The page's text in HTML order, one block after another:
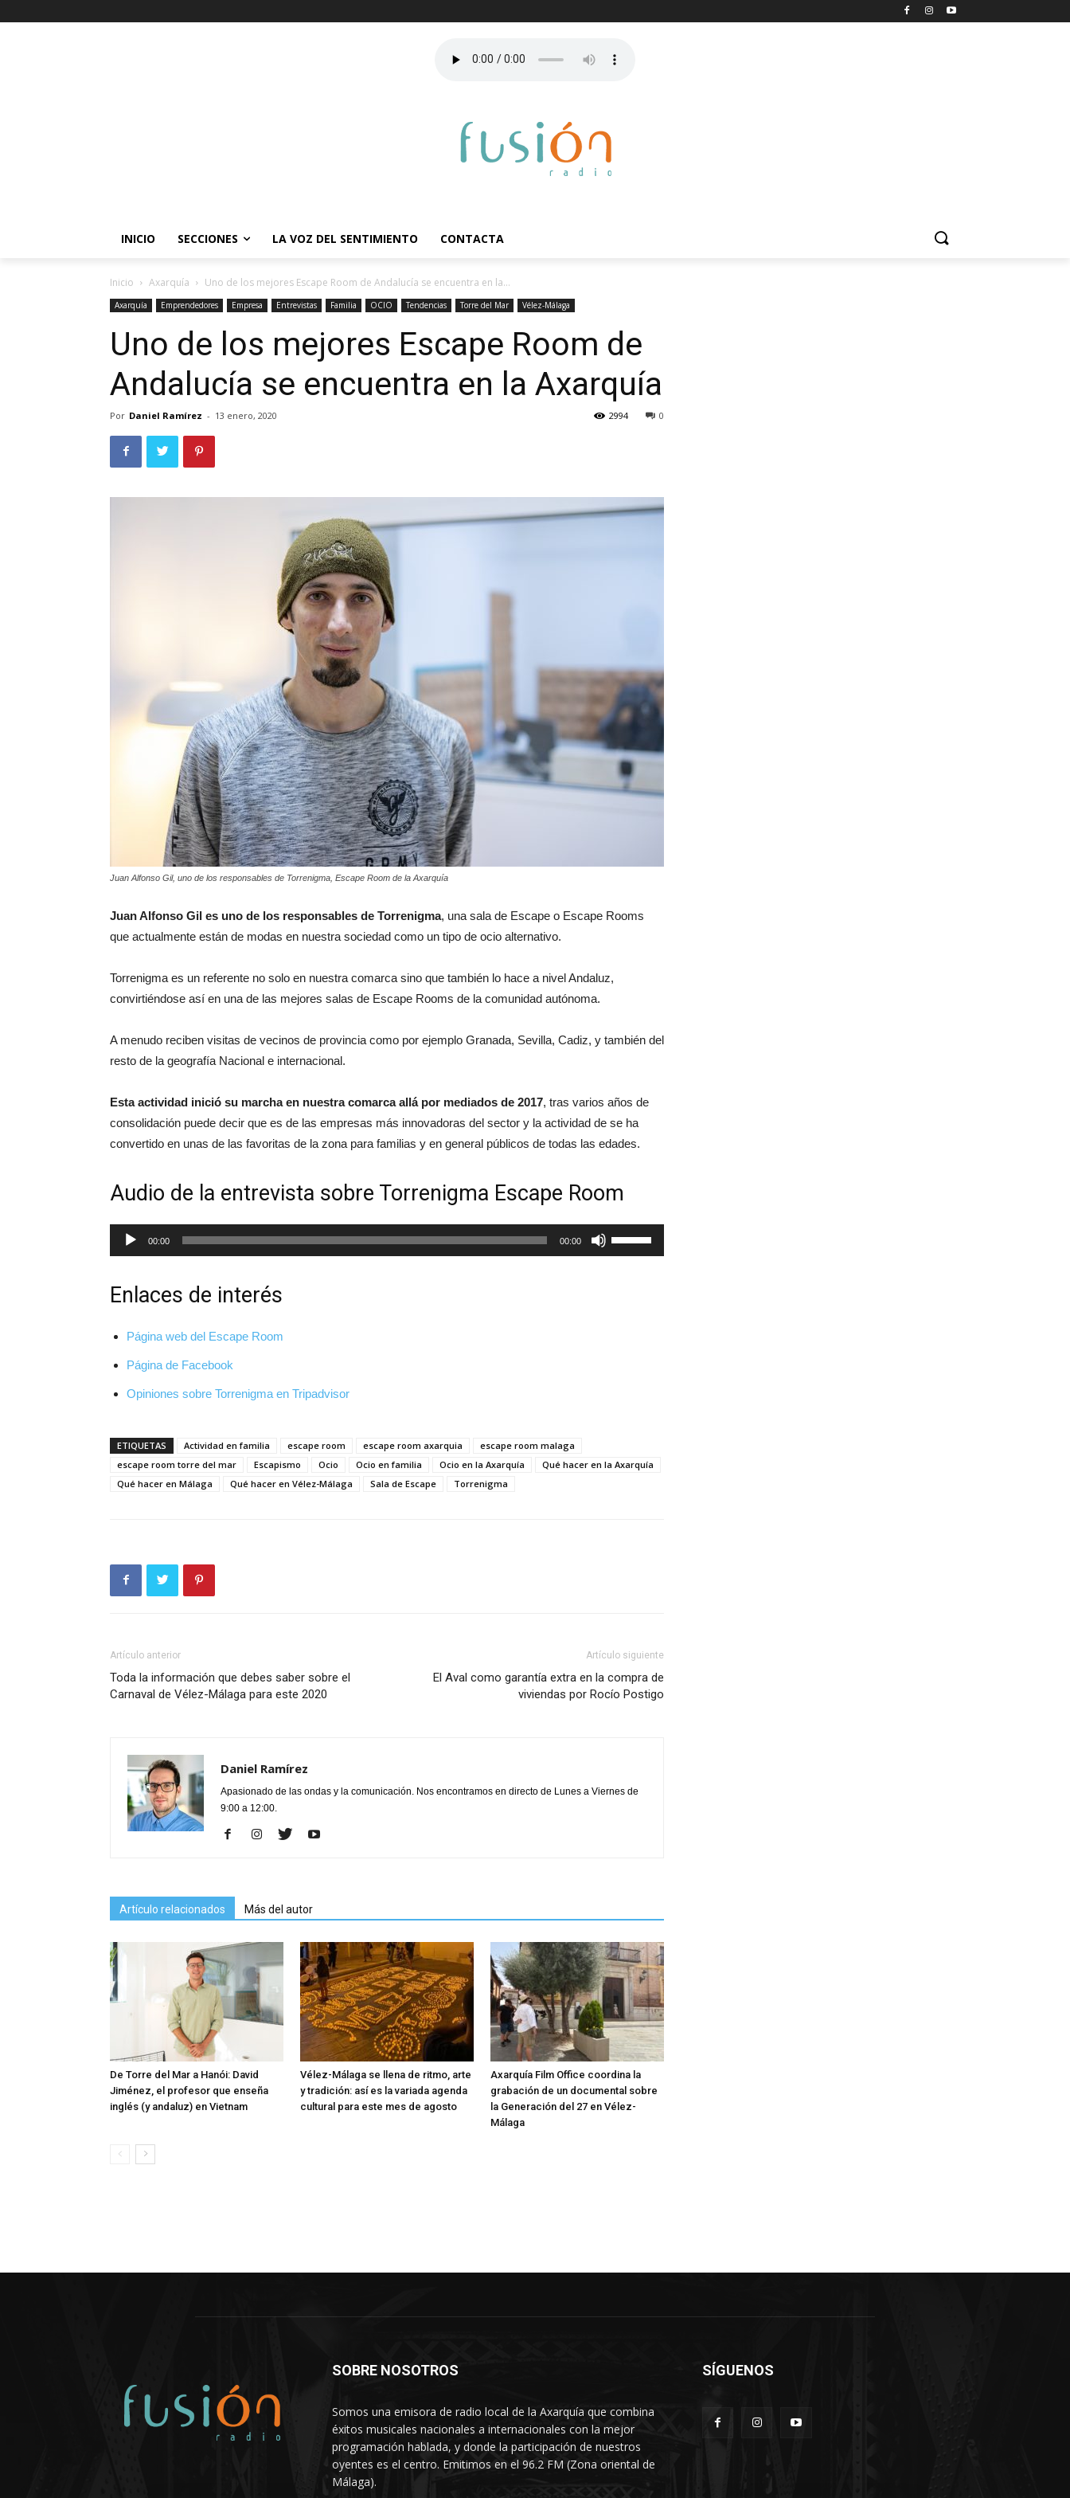
INICIO SECCIONES LA VOZ DEL SENTIMIENTO CONTACTA
Inicio Axarquía Uno de los mejores Escape Room de Andalucía se encuentra en la...
Axarquía Emprendedores Empresa Entrevistas Familia OCIO Tendencias Torre del Mar Vélez-Málaga
Uno de los mejores Escape Room de
Andalucía se encuentra en la Axarquía
Por Daniel Ramírez - 13 enero, 2020 0
2994
Juan Alfonso Gil, uno de los responsables de Torrenigma, Escape Room de la Axarquía
Juan Alfonso Gil es uno de los responsables de Torrenigma, una sala de Escape o Escape Rooms
que actualmente están de modas en nuestra sociedad como un tipo de ocio alternativo.
Torrenigma es un referente no solo en nuestra comarca sino que también lo hace a nivel Andaluz,
convirtiéndose así en una de las mejores salas de Escape Rooms de la comunidad autónoma.
A menudo reciben visitas de vecinos de provincia como por ejemplo Granada, Sevilla, Cadiz, y también del
resto de la geografía Nacional e internacional.
Esta actividad inició su marcha en nuestra comarca allá por mediados de 2017, tras varios años de
consolidación puede decir que es de las empresas más innovadoras del sector y la actividad de se ha
convertido en unas de las favoritas de la zona para familias y en general públicos de todas las edades.
Audio de la entrevista sobre Torrenigma Escape Room
Reproductor
de
00:00 00:00
las
volumen.
Enlaces de interés
Página web del Escape Room
Página de Facebook
Opiniones sobre Torrenigma en Tripadvisor
ETIQUETAS Actividad en familia escape room escape room axarquia
escape room malaga
escape room torre del mar
Escapismo Ocio Ocio en familia Ocio en la Axarquía
Qué hacer en la Axarquía
Qué hacer en Málaga
Qué hacer en Vélez-Málaga Sala de Escape Torrenigma
Artículo anterior
Toda la información que debes saber sobre el
Carnaval de Vélez-Málaga para este 2020
Artículo siguiente
El Aval como garantía extra en la compra de
viviendas por Rocío Postigo
Daniel Ramírez
Apasionado de las ondas y la comunicación. Nos encontramos en directo de Lunes a Viernes de
9:00 a 12:00.
Artículo relacionados Más del autor
De Torre del Mar a Hanói: David
Jiménez, el profesor que enseña
inglés (y andaluz) en Vietnam
Vélez-Málaga se llena de ritmo, arte
y tradición: así es la variada agenda
cultural para este mes de agosto
Axarquía Film Office coordina la
grabación de un documental sobre
la Generación del 27 en Vélez-
Málaga
SOBRE NOSOTROS
Somos una emisora de radio local de la Axarquía que combina
éxitos musicales nacionales a internacionales con la mejor
programación hablada, y donde la participación de nuestros
oyentes es el centro. Emitimos en el 96.2 FM (Zona oriental de
Málaga).
SÍGUENOS